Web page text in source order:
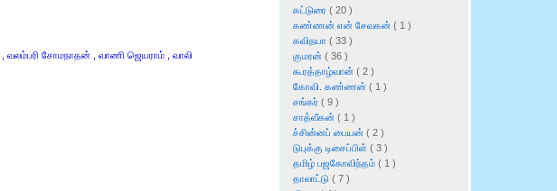
வலம்பரி சோமநாதன் வாணி ஜெயராம் வாலி
கட்டுரை ( 20 )
கண்ணன் என் சேவகன் ( 1 )
கவிநயா ( 33 )
குமரன் ( 36 )
கூரத்தாழ்வான் ( 2 )
கோவி. கண்ணன் ( 1 )
சங்கர் ( 9 )
சாத்வீகன் ( 1 )
ச்சின்னப் பையன் ( 2 )
டுபுக்கு டிசைப்பிள் ( 3 )
தமிழ் பஜகோவிந்தம் ( 1 )
தாலாட்டு ( 7 )